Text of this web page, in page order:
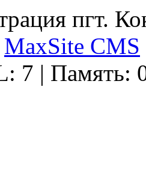
пгт.
MaxSite CMS
7 | Память: